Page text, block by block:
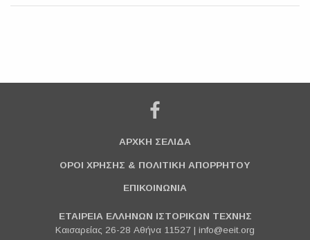
ΑΡΧΚΗ ΣΕΛΙΔΑ
ΟΡΟΙ ΧΡΗΣΗΣ & ΠΟΛΙΤΙΚΗ ΑΠΟΡΡΗΤΟΥ
ΕΠΙΚΟΙΝΩΝΙΑ
ΕΤΑΙΡΕΙΑ ΕΛΛΗΝΩΝ ΙΣΤΟΡΙΚΩΝ ΤΕΧΝΗΣ
Καισαρείας 26-28 Αθήνα 11527 | info@eeit.org